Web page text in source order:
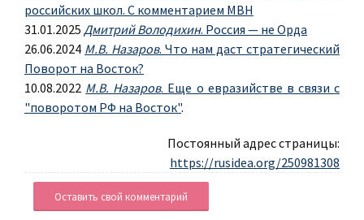
российских школ. С комментарием МВН
31.01.2025 Дмитрий Володихин. Россия — не Орда
26.06.2024 М.В. Назаров. Что нам даст стратегический
Поворот на Восток?
10.08.2022 М.В. Назаров. Еще о евразийстве в связи с
"поворотом РФ на Восток".
Постоянный адрес страницы:
https://rusidea.org/250981308
Оставить свой комментарий